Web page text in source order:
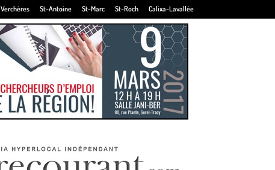
Verchères St-Antoine St-Marc St-Roch Calixa-Lavallée